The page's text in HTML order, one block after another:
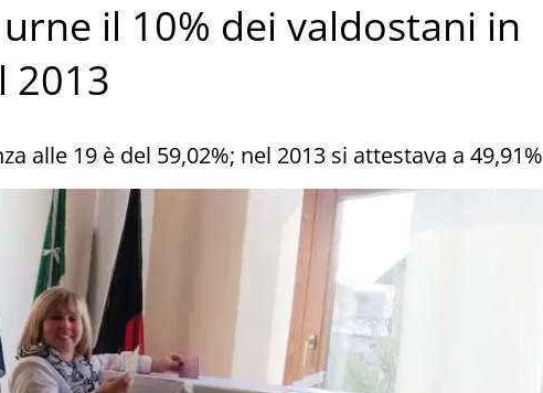
il 10% dei valdostani in
2013
alle 19 è del 59,02%; nel 2013 si attestava a 49,91%